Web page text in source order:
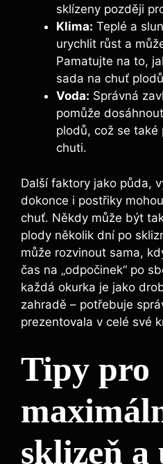
sklízeny později
Klima: Teplé a
⁣urychlit růst a⁤
Pamatujte na to,
sada na chuť
Voda: Správná
pomůže
plodů,‌ což se také
chuti.
Další faktory jako půda,
dokonce ⁢i postřiky⁣
chuť. Někdy může být⁤
plody několik​ dní po‌
‌může⁤ rozvinout sama,⁣
čas na „odpočinek“ po
každá okurka je jako
zahradě – potřebuje
prezentovala v celé své
Tipy pro
sklizeň a